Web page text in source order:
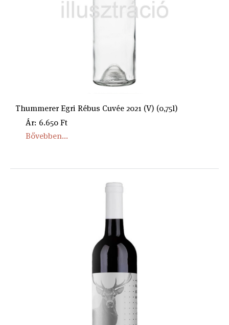
Thummerer Egri Rébus Cuvée 2021 (V) (0,75l)
Ár: 6.650 Ft
Bővebben...